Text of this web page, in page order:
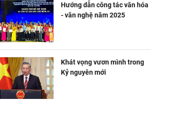
Hướng dẫn công tác văn hóa
- văn nghệ năm 2025
Khát vọng vươn mình trong
Kỷ nguyên mới